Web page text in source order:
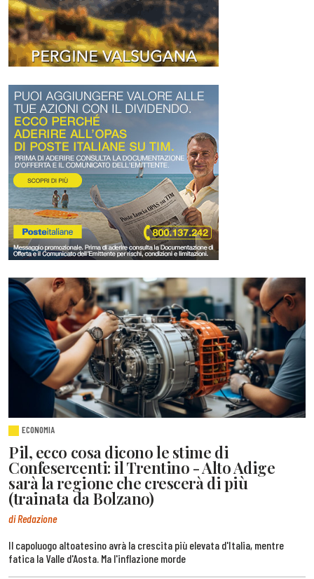
ECONOMIA
Pil, ecco cosa dicono le stime di
Confesercenti: il Trentino - Alto Adige
sarà la regione che crescerà di più
(trainata da Bolzano)
di Redazione
Il capoluogo altoatesino avrà la crescita più elevata d'Italia, mentre
fatica la Valle d'Aosta. Ma l'inflazione morde